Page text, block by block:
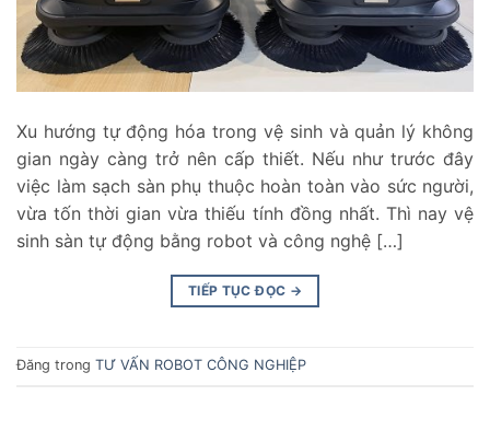
Xu hướng tự động hóa trong vệ sinh và quản lý không
gian ngày càng trở nên cấp thiết. Nếu như trước đây
việc làm sạch sàn phụ thuộc hoàn toàn vào sức người,
vừa tốn thời gian vừa thiếu tính đồng nhất. Thì nay vệ
sinh sàn tự động bằng robot và công nghệ […]
TIẾP TỤC ĐỌC →
Đăng trong TƯ VẤN ROBOT CÔNG NGHIỆP